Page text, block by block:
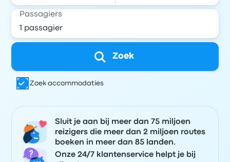
Passagiers
Zoek
Zoek accommodaties
Sluit je aan bij meer dan 75 miljoen
reizigers die meer dan 2 miljoen routes
boeken in meer dan 85 landen.
Onze 24/7 klantenservice helpt je bij